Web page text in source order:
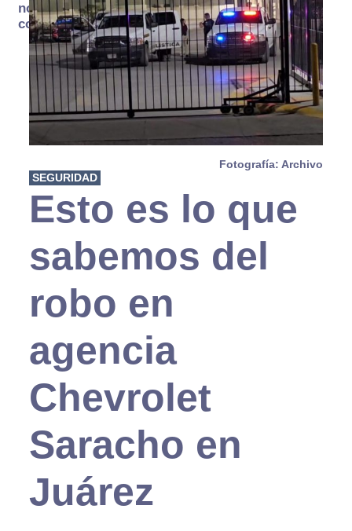
no se
consume
Fotografía: Archivo
SEGURIDAD
Esto es lo que
sabemos del
robo en
agencia
Chevrolet
Saracho en
Juárez